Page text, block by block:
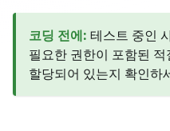
코딩 전에: 테스트 중인
필요한 권한이 포함된
할당되어 있는지 확인하